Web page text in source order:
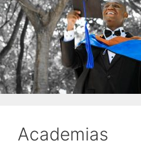
Academias